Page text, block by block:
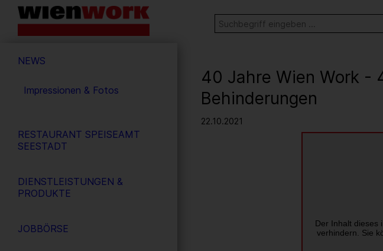
Barrierefreie
Bedienung
Webseite
Stichwortsuche
SUCHE
NEWS
Impressionen & Fotos
RESTAURANT SPEISEAMT
SEESTADT
DIENSTLEISTUNGEN &
PRODUKTE
JOBBÖRSE
40 Jahre Wien Work -
Behinderungen
22.10.2021